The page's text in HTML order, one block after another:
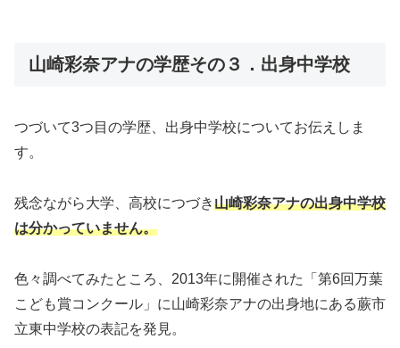
山崎彩奈アナの学歴その３．出身中学校
つづいて3つ目の学歴、出身中学校についてお伝えしま
す。
残念ながら大学、高校につづき山崎彩奈アナの出身中学校
は分かっていません。
色々調べてみたところ、2013年に開催された「第6回万葉
こども賞コンクール」に山崎彩奈アナの出身地にある蕨市
立東中学校の表記を発見。